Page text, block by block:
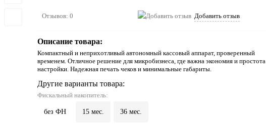
Отзывов: 0 Добавить отзыв
Описание товара:
Компактный и неприхотливый автономный кассовый аппарат, проверенный
временем. Отличное решение для микробизнеса, где важна экономия и простота
настройки. Надежная печать чеков и минимальные габариты.
Другие варианты товара:
Фискальный накопитель:
без ФН 15 мес. 36 мес.